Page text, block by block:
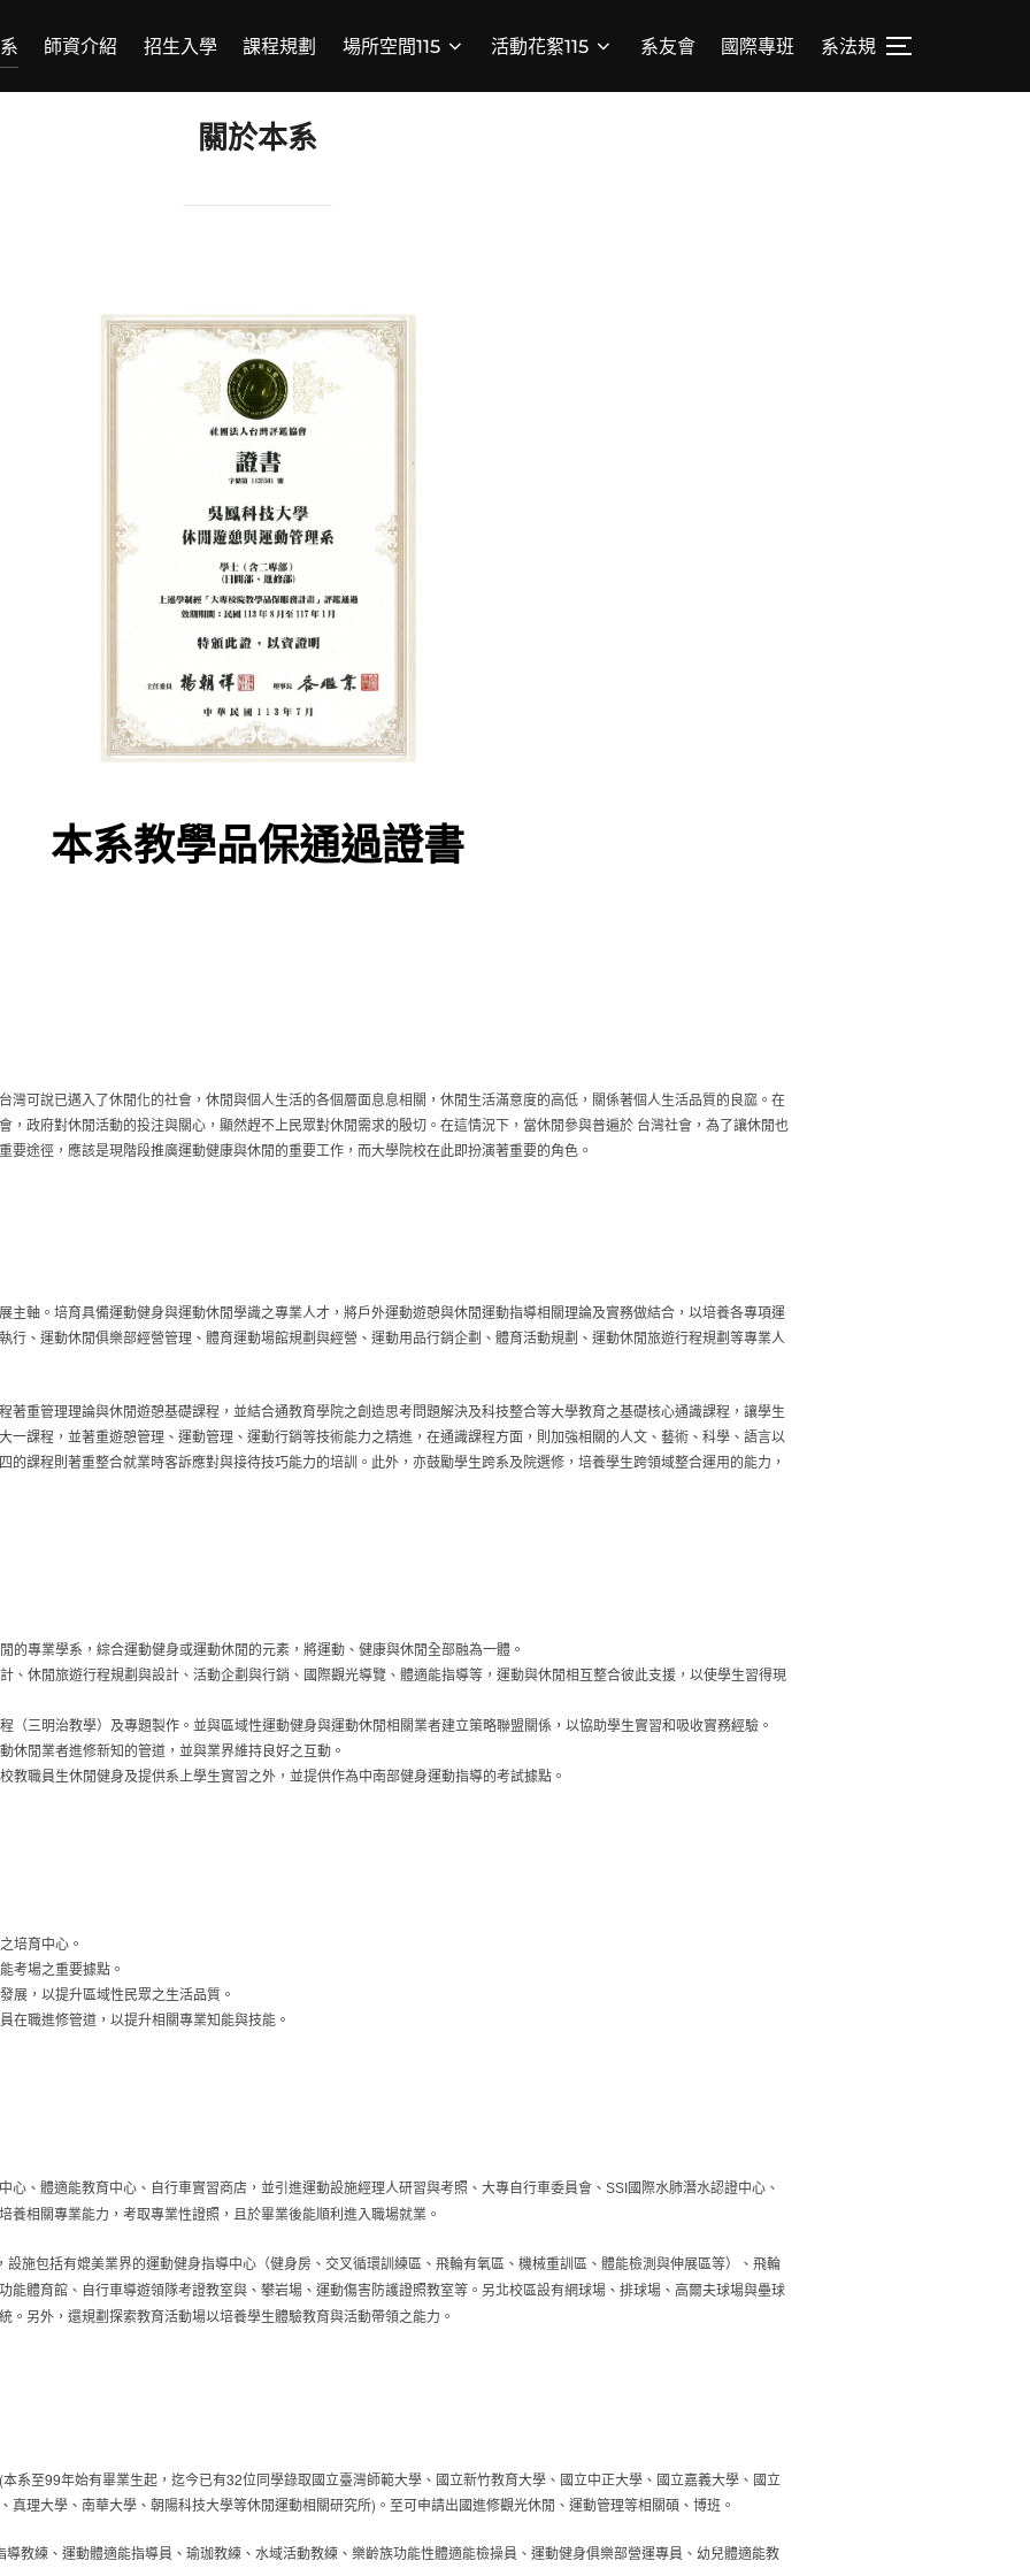
師資介紹 招生入學 課程規劃 場所空間115 活動花絮115 系友會 國際專班 系法規
關於本系
本系教學品保通過證書
灣可說已邁入了休閒化的社會，休閒與個人生活的各個層面息息相關，休閒生活滿意度的高低，關係著個人生活品質的良窳。在
，政府對休閒活動的投注與關心，顯然趕不上民眾對休閒需求的殷切。在這情況下，當休閒參與普遍於 台灣社會，為了讓休閒也
要途徑，應該是現階段推廣運動健康與休閒的重要工作，而大學院校在此即扮演著重要的角色。
主軸。培育具備運動健身與運動休閒學識之專業人才，將戶外運動遊憩與休閒運動指導相關理論及實務做結合，以培養各專項運
行、運動休閒俱樂部經營管理、體育運動場館規劃與經營、運動用品行銷企劃、體育活動規劃、運動休閒旅遊行程規劃等專業人
著重管理理論與休閒遊憩基礎課程，並結合通教育學院之創造思考問題解決及科技整合等大學教育之基礎核心通識課程，讓學生
一課程，並著重遊憩管理、運動管理、運動行銷等技術能力之精進，在通識課程方面，則加強相關的人文、藝術、科學、語言以
的課程則著重整合就業時客訴應對與接待技巧能力的培訓。此外，亦鼓勵學生跨系及院選修，培養學生跨領域整合運用的能力，
的專業學系，綜合運動健身或運動休閒的元素，將運動、健康與休閒全部融為一體。
、休閒旅遊行程規劃與設計、活動企劃與行銷、國際觀光導覽、體適能指導等，運動與休閒相互整合彼此支援，以使學生習得現
（三明治教學）及專題製作。並與區域性運動健身與運動休閒相關業者建立策略聯盟關係，以協助學生實習和吸收實務經驗。
休閒業者進修新知的管道，並與業界維持良好之互動。
教職員生休閒健身及提供系上學生實習之外，並提供作為中南部健身運動指導的考試據點。
培育中心。
考場之重要據點。
展，以提升區域性民眾之生活品質。
在職進修管道，以提升相關專業知能與技能。
心、體適能教育中心、自行車實習商店，並引進運動設施經理人研習與考照、大專自行車委員會、 SSI國際水肺潛水認證中心、
養相關專業能力，考取專業性證照，且於畢業後能順利進入職場就業。
設施包括有媲美業界的運動健身指導中心（健身房、交叉循環訓練區、飛輪有氧區、機械重訓區、體能檢測與伸展區等）、飛輪
能體育館、自行車導遊領隊考證教室與、攀岩場、運動傷害防護證照教室等。另北校區設有網球場、排球場、高爾夫球場與壘球
。另外，還規劃探索教育活動場以培養學生體驗教育與活動帶領之能力。
系至99年始有畢業生起，迄今已有32位同學錄取國立臺灣師範大學、國立新竹教育大學、國立中正大學、國立嘉義大學、國立
真理大學、南華大學、朝陽科技大學等休閒運動相關研究所)。至可申請出國進修觀光休閒、運動管理等相關碩、博班。
教練、運動體適能指導員、瑜珈教練、水域活動教練、樂齡族功能性體適能檢操員、運動健身俱樂部營運專員、幼兒體適能教